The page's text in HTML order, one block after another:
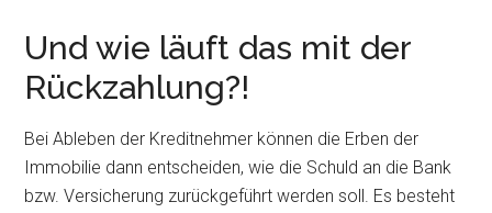
Und wie läuft das mit der
Rückzahlung?!
Bei Ableben der Kreditnehmer können die Erben der
Immobilie dann entscheiden, wie die Schuld an die Bank
bzw. Versicherung zurückgeführt werden soll. Es besteht